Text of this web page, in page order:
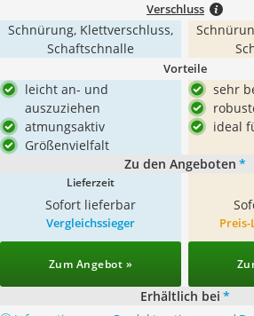
Verschluss
Schnürung, Klettverschluss,
Schaftschnalle
Vorteile
leicht an- und
auszuziehen
atmungsaktiv
Größenvielfalt
sehr
ideal
Zu den Angeboten *
Lieferzeit
Sofort lieferbar
Vergleichssieger
Zum Angebot »
Preis-
Erhältlich bei *